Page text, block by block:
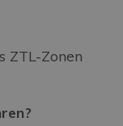
ZTL-Zonen